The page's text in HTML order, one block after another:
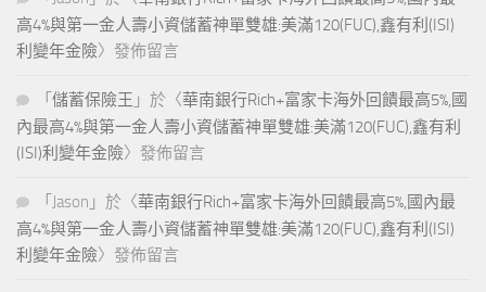
高4%與第一金人壽小資儲蓄神單雙雄:美滿120(FUC),鑫有利(ISI)
利變年金險〉發佈留言
「 儲蓄保險王 」於〈華南銀行Rich+富家卡海外回饋最高5%,國
內最高4%與第一金人壽小資儲蓄神單雙雄:美滿120(FUC),鑫有利
(ISI)利變年金險〉發佈留言
「 Jason 」於〈華南銀行Rich+富家卡海外回饋最高5%,國內最
高4%與第一金人壽小資儲蓄神單雙雄:美滿120(FUC),鑫有利(ISI)
利變年金險〉發佈留言